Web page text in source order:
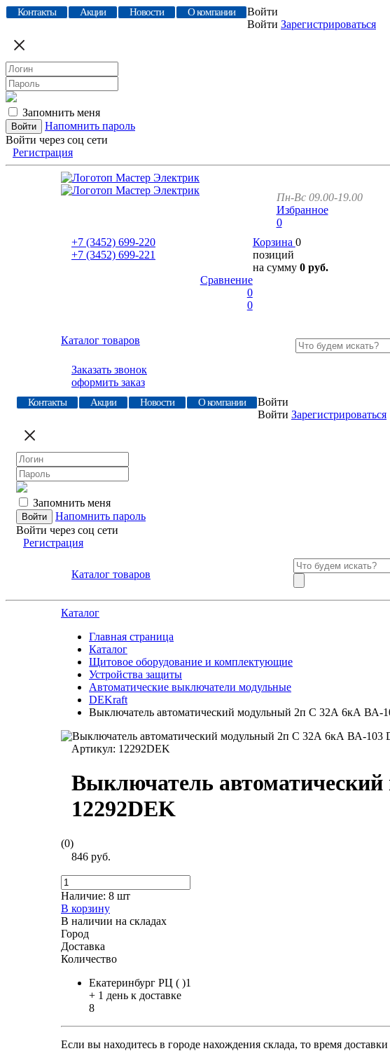
Контакты Акции Новости О компании
Войти
Войти Зарегистрироваться
Запомнить меня
Напомнить пароль
Войти через соц сети
Регистрация
Пн-Вс 09.00-19.00
Избранное
0
+7 (3452) 699-220
+7 (3452) 699-221
Корзина 0
позиций
на сумму 0 руб.
Сравнение
0
0
Каталог товаров
Заказать звонок
оформить заказ
Контакты Акции Новости О компании
Войти
Войти Зарегистрироваться
Запомнить меня
Напомнить пароль
Войти через соц сети
Регистрация
Каталог товаров
Каталог
Главная страница
Каталог
Щитовое оборудование и комплектующие
Устройства защиты
Автоматические выключатели модульные
DEKraft
Выключатель автоматический модульный 2п C 32А 6кА ВА-
Артикул: 12292DEK
Выключатель
12292DEK
(0)
846 руб.
Наличие: 8 шт
В корзину
В наличии на складах
Город
Доставка
Количество
Екатеринбург РЦ ( )1
+ 1 день к доставке
8
Если вы находитесь в городе нахождения склада, то время